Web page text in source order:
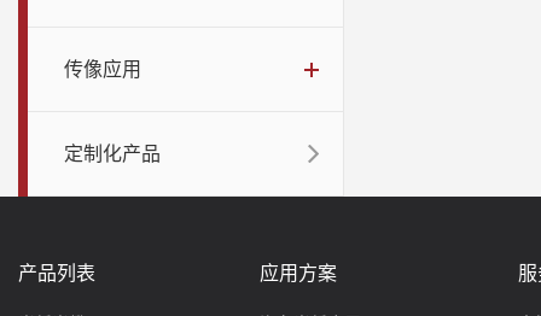
传像应用
定制化产品
产品列表 应用方案